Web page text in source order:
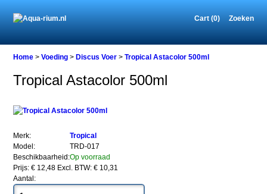
Cart (0) Zoeken
Home
Discus
Astacolor
500ml
Home >Voeding >Discus Voer >Tropical Astacolor 500ml
Tropical Astacolor 500ml
Merk:
Tropical
Model:
TRD-017
Beschikbaarheid:Op voorraad
Prijs: € 12,48 Excl. BTW: € 10,31
Aantal: